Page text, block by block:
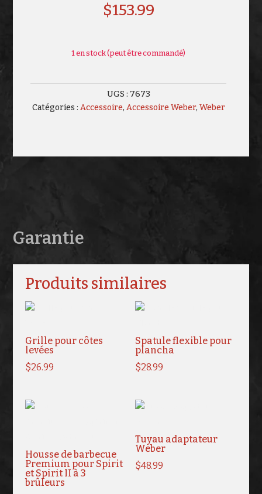
$153.99
1 en stock (peut être commandé)
UGS : 7673
Catégories : Accessoire, Accessoire Weber, Weber
Garantie
Produits similaires
Grille pour côtes
levées
$26.99
Spatule flexible pour
plancha
$28.99
Housse de barbecue
Premium pour Spirit
et Spirit II à 3
brûleurs
Tuyau adaptateur
Weber
$48.99